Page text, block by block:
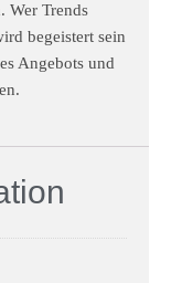
Wer Trends
begeistert sein
Angebots und